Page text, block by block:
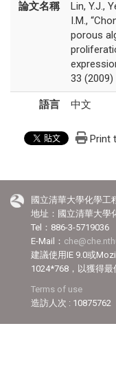
論文名稱
Lin, Y.J.,
I.M.,
porous
33 (2009)
語言 中文
Print
國立清華大學化學
地址：國立清華大學
Tel：886-3-
E-Mail：
建議使用IE 9.0或
1024*768，以獲得
Terms of use
造訪人次 : 10875762